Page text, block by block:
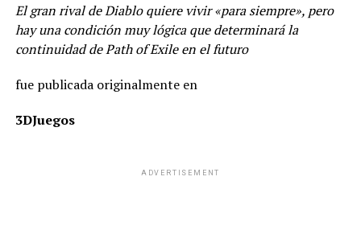
El gran rival de Diablo quiere vivir «para siempre», pero
hay una condición muy lógica que determinará la
continuidad de Path of Exile en el futuro
fue publicada originalmente en
3DJuegos
ADVERTISEMENT